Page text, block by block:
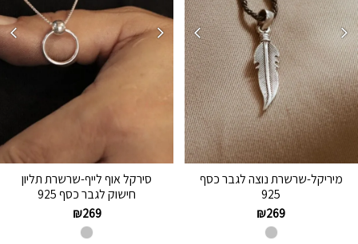
מיריקל-שרשרת נוצה לגבר כסף
925
₪269
סירקל אוף לייף-שרשרת תליון
חישוק לגבר כסף 925
₪269